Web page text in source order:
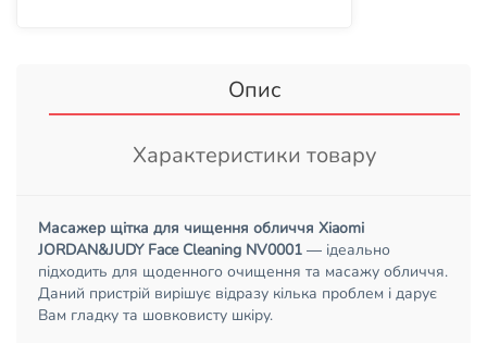
Опис
Характеристики товару
Масажер щітка для чищення обличчя Xiaomi
JORDAN&JUDY Face Cleaning NV0001 — ідеально
підходить для щоденного очищення та масажу обличчя.
Даний пристрій вирішує відразу кілька проблем і дарує
Вам гладку та шовковисту шкіру.